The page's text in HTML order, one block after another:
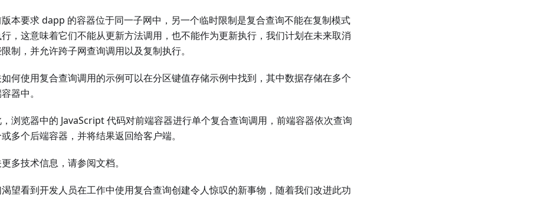
本要求 dapp 的容器位于同一子网中，另一个临时限制是复合查询不能在复制模式
，这意味着它们不能从更新方法调用，也不能作为更新执行，我们计划在未来取消
制，并允许跨子网查询调用以及复制执行。
何使用复合查询调用的示例可以在分区键值存储示例中找到，其中数据存储在多个
器中。
浏览器中的 JavaScript 代码对前端容器进行单个复合查询调用，前端容器依次查询
多个后端容器，并将结果返回给客户端。
多技术信息，请参阅文档。
望看到开发人员在工作中使用复合查询创建令人惊叹的新事物，随着我们改进此功